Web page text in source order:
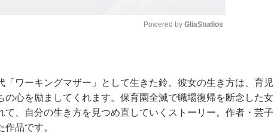
Powered by GliaStudios
「ワーキングマザー」として生きた鈴。彼女の生き方は、育児
の心を励ましてくれます。保育園全滅で職場復帰を断念した女
て、自分の生き方を見つめ直していくストーリー。作者・芸子
品です。